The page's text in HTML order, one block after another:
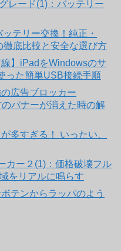
レード(1)：バッテリー
テリー交換！純正・
徹底比較と安全な選び方
】iPadをWindowsのサ
った簡単USB接続手順
広告ブロッカー
バナーが消えた時の解
多すぎる！ いったい、
カー２(1)：価格破壊フル
をリアルに鳴らす
テンからラッパのよう